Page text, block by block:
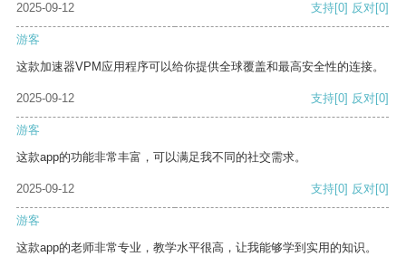
2025-09-12
支持[0] 反对[0]
游客
这款加速器VPM应用程序可以给你提供全球覆盖和最高安全性的连接。
2025-09-12 支持[0] 反对[0]
游客
这款app的功能非常丰富，可以满足我不同的社交需求。
2025-09-12 支持[0] 反对[0]
游客
这款app的老师非常专业，教学水平很高，让我能够学到实用的知识。